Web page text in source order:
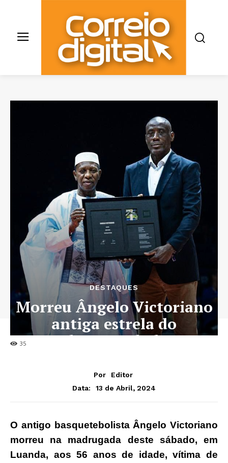
35
DESTAQUES
Morreu Ângelo Victoriano
antiga estrela do
basquetebol
Por
Editor
Data:
13 de Abril, 2024
O antigo basquetebolista Ângelo Victoriano
morreu na madrugada deste sábado, em
Luanda, aos 56 anos de idade, vítima de